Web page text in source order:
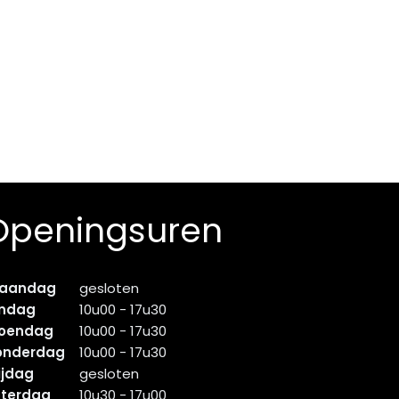
gesloten
10u00 - 17u30
10u00 - 17u30
10u00 - 17u30
gesloten